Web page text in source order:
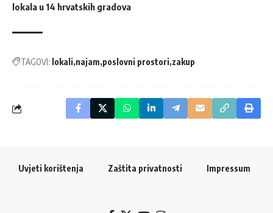
lokala u 14 hrvatskih gradova
TAGOVI: lokali najam poslovni prostori zakup
Uvjeti korištenja Zaštita privatnosti Impressum